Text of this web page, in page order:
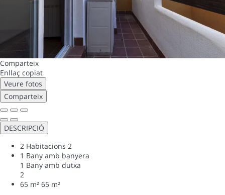
Comparteix
Enllaç copiat
Veure fotos
Comparteix
DESCRIPCIÓ
2 Habitacions 2
1 Bany amb banyera
1 Bany amb dutxa
2
65 m² 65 m²